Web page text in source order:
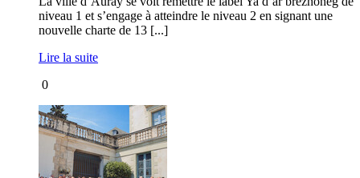
niveau 1 et s’engage à atteindre le niveau 2 en signant une
nouvelle charte de 13 [...]
Lire la suite
0